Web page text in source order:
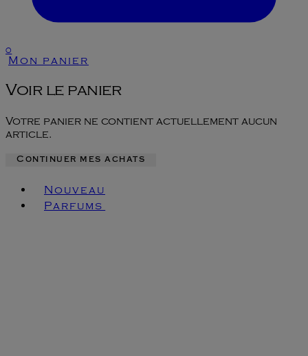
0
Mon panier
Voir le panier
Votre panier ne contient actuellement aucun
article.
Continuer mes achats
Nouveau
Parfums